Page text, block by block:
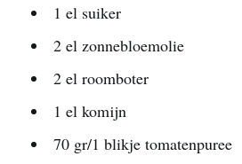
1 el suiker
2 el zonnebloemolie
2 el roomboter
1 el komijn
70 gr/1 blikje tomatenpuree